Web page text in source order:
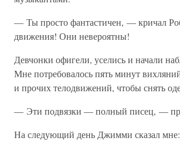
— Ты просто фантастичен, — кричал
движения! Они невероятны!
Девчонки офигели, уселись и начали
Мне потребовалось пять минут
и прочих телодвижений, чтобы снять
— Эти подвязки — полный писец, —
На следующий день Джимми сказал мне: